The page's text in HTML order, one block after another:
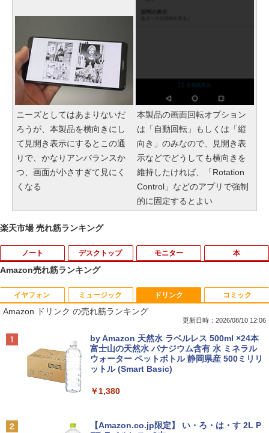
ニーズとしてはあまりないだ
ろうが、本製品を横向きにし
て見開き表示にするとこの通
りで、かなりアンバランスか
つ、画面が小さすぎて見にく
くなる
本製品の画面回転オプション
は「自動回転」もしくは「縦
向き」のみなので、見開き表
示などでどうしても横向きを
維持したければ、「Rotation
Control」などのアプリで強制
的に固定するとよい
楽天市場 売れ筋ランキング
ノート
1
ASUS CX1500CKA-NJ0480 Chromebo
ok CX1 ( CX1500 ) 15.6インチ 日本語キ
ーボード 8GB 64GB USB-C Type-A US
大画面 シルバー クロームブック (10)
￥59,980
OS 15 Sequoia(正規版Windows11追加
デスクトップ
1
【マラソンP5倍/10%オフクーポン】【店
長オススメ】 中古デスクトップPC デル
Dell OptiPlex 7060 SFF 第8世代 Core i
Windows11 Pro DVD 4K対応 送料無料
保証付き
￥40,300
証】デスクトップパソコン ゲーミングP
モニター
1
【中古】Lenovo ThinkVision M14 61D
DUAR6JP モバイルモニター [14インチ/1
920x1080/IPS/非光沢/USB-C/75Hz/6ms]
￥8,980
液晶モニター PCディスプレイ 23.8 24イ
スピーカー内蔵 ヘッドホン端子 VESA対
本
1
薬屋のひとりごと 17巻 【電子書籍】[ 日
向夏 ]
￥770
東野 圭吾 ]
Amazon売れ筋ランキング
イヤフォン
Anker Soundcore P40i オフホワイト
￥7,990
ミュージック
BRUCE WAYNE feat. Flo Milli, ATL Jacob
[Explicit]
￥250
[Explicit]
ドリンク
Amazon ドリンク の売れ筋ランキング
更新日時：2026/08/10 12:06
by Amazon 天然水 ラベルレス 500ml ×24本
富士山の天然水 バナジウム含有 水 ミネラル
ウォーター ペットボトル 静岡県産 500ミリリ
ットル (Smart Basic)
￥1,380
【Amazon.co.jp限定】 い・ろ・は・す 2L P
コミック